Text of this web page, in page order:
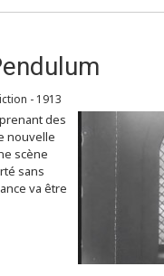
- 1913
des
nouvelle
scène
sans
va être